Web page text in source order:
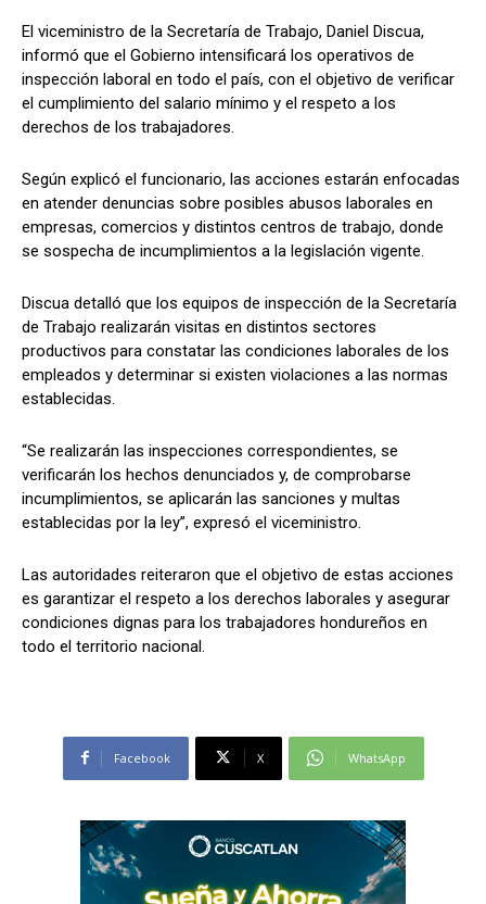
Comparta
WhatsApp
Síganos
Comparta
WhatsApp
Síganos
El viceministro de la Secretaría de Trabajo, Daniel Discua,
informó que el Gobierno intensificará los operativos de
inspección laboral en todo el país, con el objetivo de verificar
el cumplimiento del salario mínimo y el respeto a los
derechos de los trabajadores.
Según explicó el funcionario, las acciones estarán enfocadas
en atender denuncias sobre posibles abusos laborales en
empresas, comercios y distintos centros de trabajo, donde
se sospecha de incumplimientos a la legislación vigente.
Discua detalló que los equipos de inspección de la Secretaría
de Trabajo realizarán visitas en distintos sectores
productivos para constatar las condiciones laborales de los
empleados y determinar si existen violaciones a las normas
establecidas.
“Se realizarán las inspecciones correspondientes, se
verificarán los hechos denunciados y, de comprobarse
incumplimientos, se aplicarán las sanciones y multas
establecidas por la ley”, expresó el viceministro.
Las autoridades reiteraron que el objetivo de estas acciones
es garantizar el respeto a los derechos laborales y asegurar
condiciones dignas para los trabajadores hondureños en
todo el territorio nacional.
Facebook X WhatsApp